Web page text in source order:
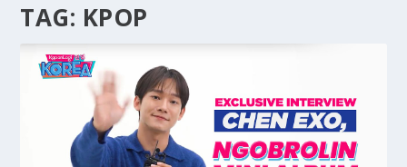
TAG: KPOP